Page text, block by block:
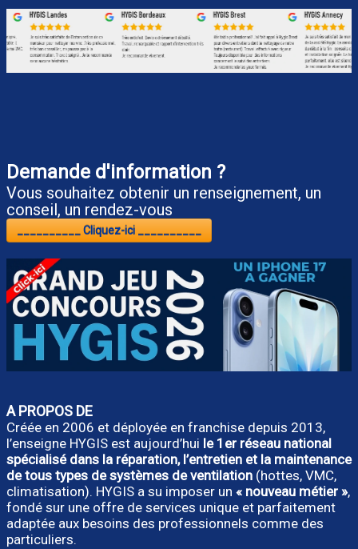
Demande d'information ?
Vous souhaitez obtenir un renseignement, un
conseil, un rendez-vous
__________ Cliquez-ici __________
A PROPOS DE
Créée en 2006 et déployée en franchise depuis 2013,
l’enseigne HYGIS est aujourd’hui le 1er réseau national
spécialisé dans la réparation, l’entretien et la maintenance
de tous types de systèmes de ventilation (hottes, VMC,
climatisation). HYGIS a su imposer un « nouveau métier »,
fondé sur une offre de services unique et parfaitement
adaptée aux besoins des professionnels comme des
particuliers.